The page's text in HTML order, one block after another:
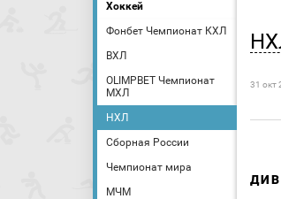
Хоккей
Фонбет Чемпионат КХЛ
ВХЛ
OLIMPBET Чемпионат
МХЛ
НХЛ
Сборная России
Чемпионат мира
МЧМ
31 окт